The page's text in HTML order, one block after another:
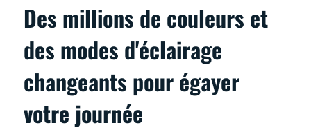
Des millions de couleurs et
des modes d'éclairage
changeants pour égayer
votre journée